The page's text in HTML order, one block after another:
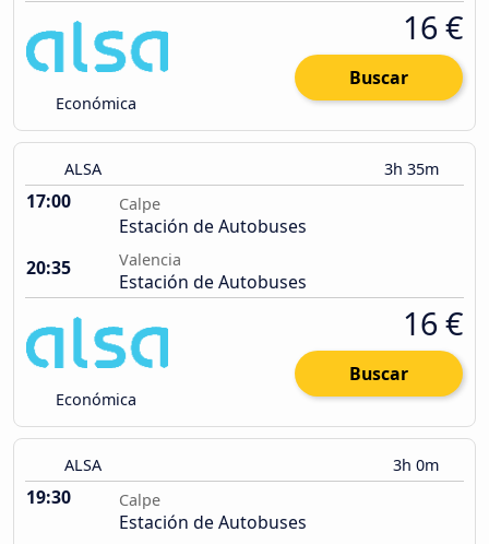
Económica
16 €
Buscar
ALSA 3h 35m
17:00 Calpe
Estación de Autobuses
20:35
Valencia
Estación de Autobuses
Económica
16 €
Buscar
ALSA 3h 0m
19:30 Calpe
Estación de Autobuses